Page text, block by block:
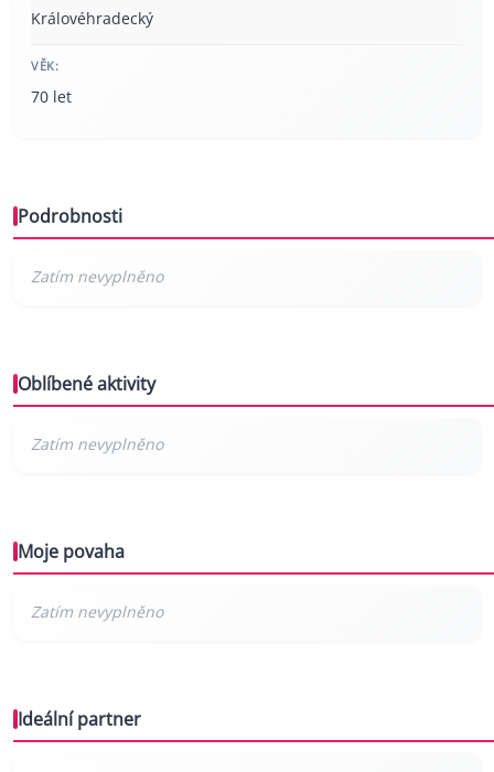
Královéhradecký
VĚK:
70 let
Podrobnosti
Oblíbené aktivity
Moje povaha
Ideální partner